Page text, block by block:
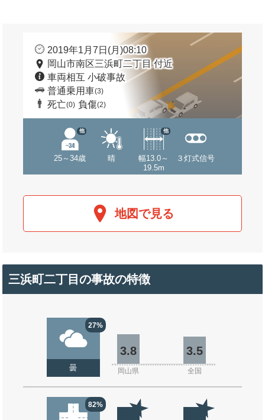
2019年1月7日(月)08:10
岡山市南区三浜町二丁目 付近
車両相互 小破事故
普通乗用車(3)
死亡(0) 負傷(2)
25～34歳
他
晴
幅13.0～
19.5m
他
３灯式信号
地図で見る
三浜町二丁目の事故の特徴
27%
曇
3.8 3.5
岡山県 全国
82%